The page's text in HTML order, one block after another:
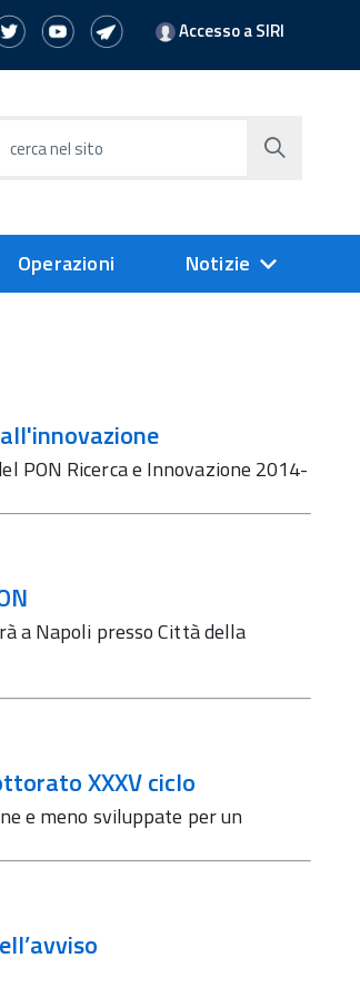
Accesso a SIRI
cerca nel sito
Operazioni
Notizie
PON Ricerca e Innovazione 2014-
a Napoli presso Città della
XXXV ciclo
e meno sviluppate per un